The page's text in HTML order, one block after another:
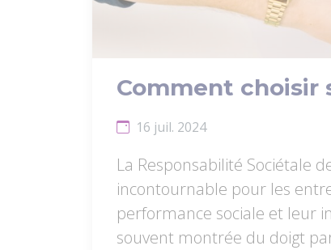
Comment choisir
16 juil. 2024
La Responsabilité Sociétale
incontournable pour les
performance sociale et leur
souvent montrée du doigt